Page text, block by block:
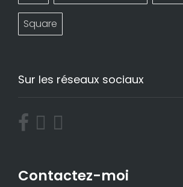
Square
Sur les réseaux sociaux
Contactez-moi